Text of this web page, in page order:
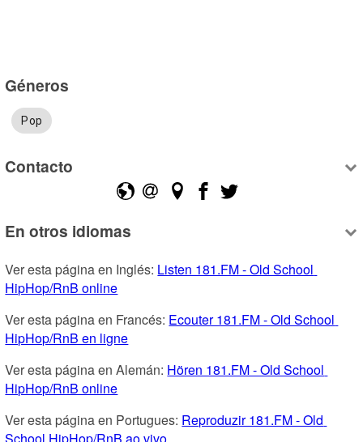
Géneros
Pop
Contacto
En otros idiomas
Ver esta página en Inglés: Listen 181.FM - Old School
HipHop/RnB online
Ver esta página en Francés: Ecouter 181.FM - Old School
HipHop/RnB en ligne
Ver esta página en Alemán: Hören 181.FM - Old School
HipHop/RnB online
Ver esta página en Portugues: Reproduzir 181.FM - Old
School HipHop/RnB ao vivo